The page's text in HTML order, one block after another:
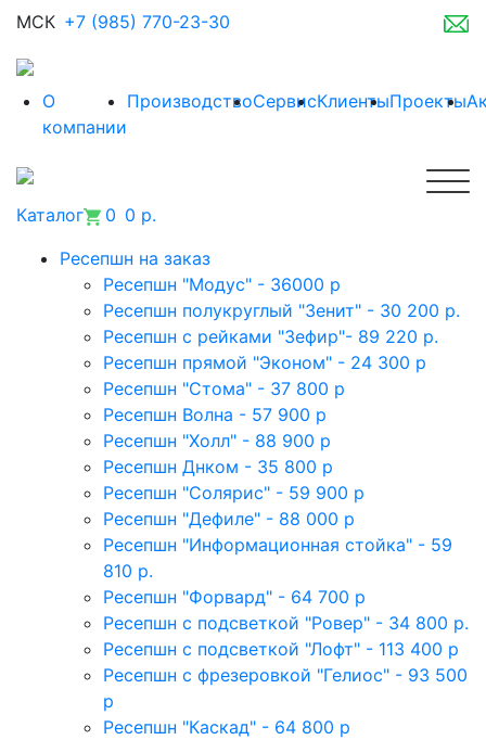
МСК +7 (985) 770-23-30
О
компании
ПроизводствоСервисКлиентыПроекты
Каталог 0 0 р.
Ресепшн на заказ
Ресепшн "Модус" - 36000 р
Ресепшн полукруглый "Зенит" - 30 200 р.
Ресепшн с рейками "Зефир"- 89 220 р.
Ресепшн прямой "Эконом" - 24 300 р
Ресепшн "Стома" - 37 800 р
Ресепшн Волна - 57 900 р
Ресепшн "Холл" - 88 900 р
Ресепшн Днком - 35 800 р
Ресепшн "Солярис" - 59 900 р
Ресепшн "Дефиле" - 88 000 р
Ресепшн "Информационная стойка" - 59
810 р.
Ресепшн "Форвард" - 64 700 р
Ресепшн с подсветкой "Ровер" - 34 800 р.
Ресепшн с подсветкой "Лофт" - 113 400 р
Ресепшн с фрезеровкой "Гелиос" - 93 500
р
Ресепшн "Каскад" - 64 800 р